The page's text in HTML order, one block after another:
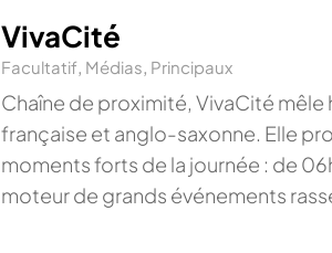
VivaCité
Facultatif, Médias, Principaux
Chaîne de proximité, VivaCité mêle
française et anglo-saxonne. Elle
moments forts de la journée : de
moteur de grands événements